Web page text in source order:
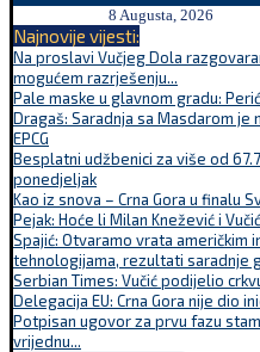
8 Augusta, 2026
Najnovije vijesti:
Na proslavi Vučjeg Dola
mogućem razrješenju...
Pale maske u glavnom gradu:
Dragaš: Saradnja sa Masdarom je
EPCG
Besplatni udžbenici za više od
ponedjeljak
Kao iz snova – Crna Gora u finalu
Pejak: Hoće li Milan Knežević i
Spajić: Otvaramo vrata američkim
tehnologijama, rezultati saradnje
Serbian Times: Vučić podijelio
Delegacija EU: Crna Gora nije dio
Potpisan ugovor za prvu fazu
vrijednu...